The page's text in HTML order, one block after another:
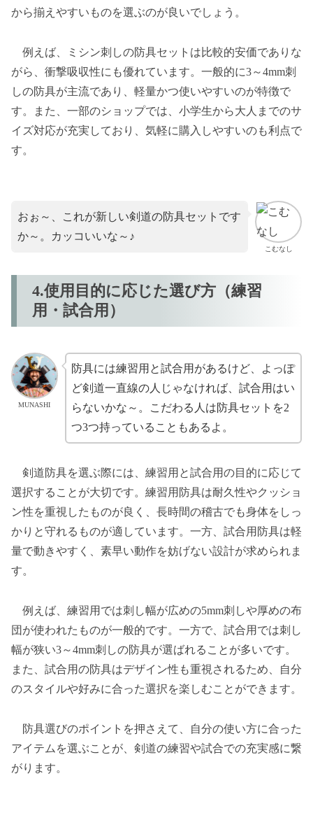
から揃えやすいものを選ぶのが良いでしょう。
例えば、ミシン刺しの防具セットは比較的安価でありな
がら、衝撃吸収性にも優れています。一般的に3～4mm刺
しの防具が主流であり、軽量かつ使いやすいのが特徴で
す。また、一部のショップでは、小学生から大人までのサ
イズ対応が充実しており、気軽に購入しやすいのも利点で
す。
こむなし
おぉ～、これが新しい剣道の防具セットです
か～。カッコいいな～♪
4.使用目的に応じた選び方（練習
用・試合用）
MUNASHI
防具には練習用と試合用があるけど、よっぽ
ど剣道一直線の人じゃなければ、試合用はい
らないかな～。こだわる人は防具セットを2
つ3つ持っていることもあるよ。
剣道防具を選ぶ際には、練習用と試合用の目的に応じて
選択することが大切です。練習用防具は耐久性やクッショ
ン性を重視したものが良く、長時間の稽古でも身体をしっ
かりと守れるものが適しています。一方、試合用防具は軽
量で動きやすく、素早い動作を妨げない設計が求められま
す。
例えば、練習用では刺し幅が広めの5mm刺しや厚めの布
団が使われたものが一般的です。一方で、試合用では刺し
幅が狭い3～4mm刺しの防具が選ばれることが多いです。
また、試合用の防具はデザイン性も重視されるため、自分
のスタイルや好みに合った選択を楽しむことができます。
防具選びのポイントを押さえて、自分の使い方に合った
アイテムを選ぶことが、剣道の練習や試合での充実感に繋
がります。